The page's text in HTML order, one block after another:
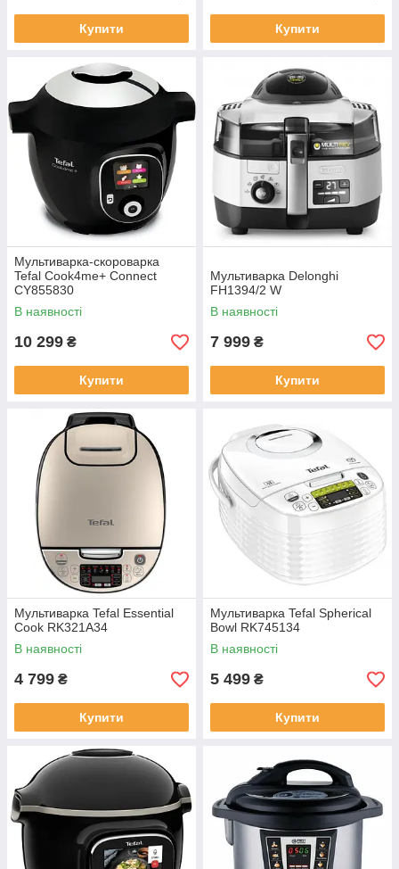
Купити Купити
Мультиварка-скороварка
Tefal Cook4me+ Connect
CY855830
В наявності
10 299 ₴
Купити
Мультиварка Delonghi
FH1394/2 W
В наявності
7 999 ₴
Купити
Мультиварка Tefal Essential
Cook RK321A34
В наявності
4 799 ₴
Купити
Мультиварка Tefal Spherical
Bowl RK745134
В наявності
5 499 ₴
Купити